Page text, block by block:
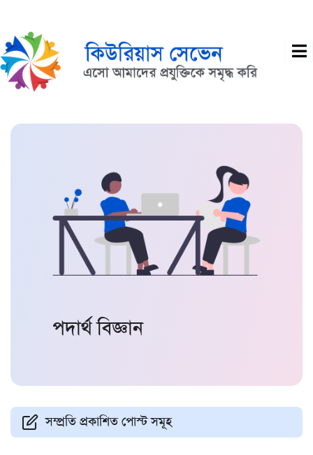
পদার্থ বিজ্ঞান
সম্প্রতি প্রকাশিত পোস্ট সমূহ